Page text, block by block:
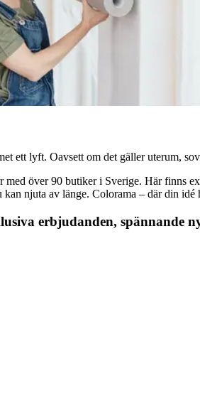
ett lyft. Oavsett om det gäller uterum,
med över 90 butiker i Sverige. Här
njuta av länge. Colorama – där din idé
erbjudanden, spännande